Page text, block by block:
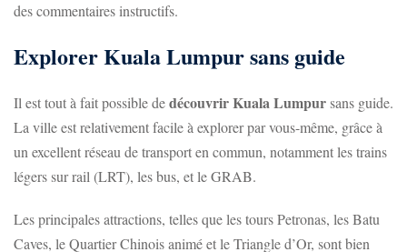
des commentaires instructifs.
Explorer Kuala Lumpur sans guide
Il est tout à fait possible dedécouvrir Kuala Lumpursans guide.
La ville est relativement facile à explorer par vous-même, grâce à
un excellent réseau de transport en commun, notamment les trains
légers sur rail (LRT), les bus, et le GRAB.
Les principales attractions, telles que les tours Petronas, les Batu
Caves, le Quartier Chinois animé et le Triangle d’Or, sont bien